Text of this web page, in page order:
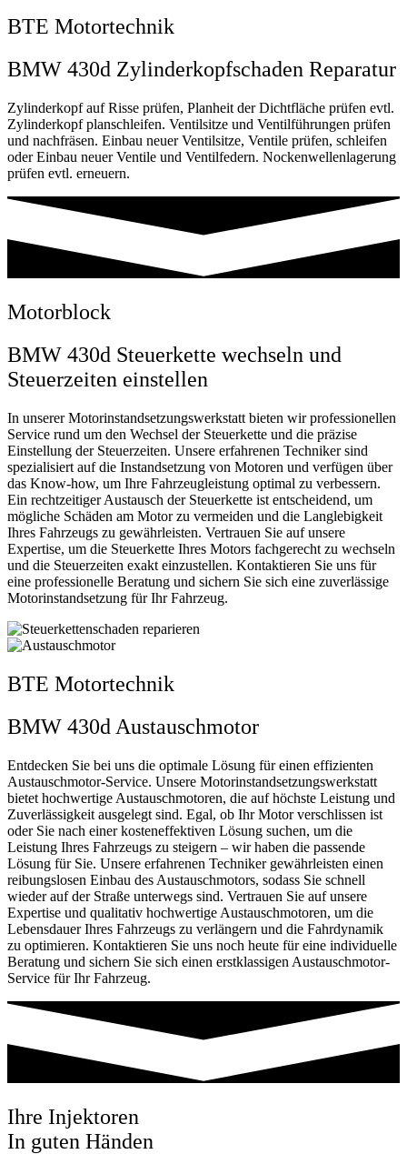
BTE Motortechnik
BMW 430d Zylinderkopfschaden Reparatur
Zylinderkopf auf Risse prüfen, Planheit der Dichtfläche prüfen evtl.
Zylinderkopf planschleifen. Ventilsitze und Ventilführungen prüfen
und nachfräsen. Einbau neuer Ventilsitze, Ventile prüfen, schleifen
oder Einbau neuer Ventile und Ventilfedern. Nockenwellenlagerung
prüfen evtl. erneuern.
Motorblock
BMW 430d Steuerkette wechseln und
Steuerzeiten einstellen
In unserer Motorinstandsetzungswerkstatt bieten wir professionellen
Service rund um den Wechsel der Steuerkette und die präzise
Einstellung der Steuerzeiten. Unsere erfahrenen Techniker sind
spezialisiert auf die Instandsetzung von Motoren und verfügen über
das Know-how, um Ihre Fahrzeugleistung optimal zu verbessern.
Ein rechtzeitiger Austausch der Steuerkette ist entscheidend, um
mögliche Schäden am Motor zu vermeiden und die Langlebigkeit
Ihres Fahrzeugs zu gewährleisten. Vertrauen Sie auf unsere
Expertise, um die Steuerkette Ihres Motors fachgerecht zu wechseln
und die Steuerzeiten exakt einzustellen. Kontaktieren Sie uns für
eine professionelle Beratung und sichern Sie sich eine zuverlässige
Motorinstandsetzung für Ihr Fahrzeug.
BTE Motortechnik
BMW 430d Austauschmotor
Entdecken Sie bei uns die optimale Lösung für einen effizienten
Austauschmotor-Service. Unsere Motorinstandsetzungswerkstatt
bietet hochwertige Austauschmotoren, die auf höchste Leistung und
Zuverlässigkeit ausgelegt sind. Egal, ob Ihr Motor verschlissen ist
oder Sie nach einer kosteneffektiven Lösung suchen, um die
Leistung Ihres Fahrzeugs zu steigern – wir haben die passende
Lösung für Sie. Unsere erfahrenen Techniker gewährleisten einen
reibungslosen Einbau des Austauschmotors, sodass Sie schnell
wieder auf der Straße unterwegs sind. Vertrauen Sie auf unsere
Expertise und qualitativ hochwertige Austauschmotoren, um die
Lebensdauer Ihres Fahrzeugs zu verlängern und die Fahrdynamik
zu optimieren. Kontaktieren Sie uns noch heute für eine individuelle
Beratung und sichern Sie sich einen erstklassigen Austauschmotor-
Service für Ihr Fahrzeug.
Ihre Injektoren
In guten Händen